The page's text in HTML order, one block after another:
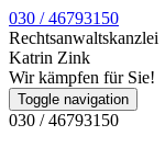
030 / 46793150
Rechtsanwaltskanzlei
Katrin Zink
Wir kämpfen für Sie!
Toggle navigation
030 / 46793150